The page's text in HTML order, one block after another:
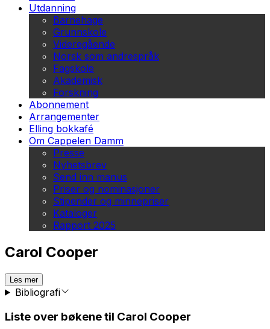
Utdanning
Barnehage
Grunnskole
Videregående
Norsk som andrespråk
Fagskole
Akademisk
Forskning
Abonnement
Arrangementer
Elling bokkafé
Om Cappelen Damm
Presse
Nyhetsbrev
Send inn manus
Priser og nominasjoner
Stipender og minnepriser
Kataloger
Rapport 2025
Carol Cooper
Les mer
Bibliografi
Liste over bøkene til Carol Cooper